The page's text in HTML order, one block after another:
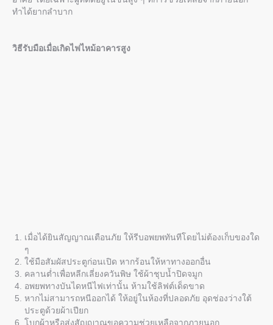
ทำได้ยากลำบาก
วิธีรับมือเมื่อเกิดไฟไหม้อาคารสูง
เมื่อได้ยินสัญญาณเตือนภัย ให้รีบอพยพทันทีโดยไม่ต้องเก็บของใด
ๆ
ใช้มือสัมผัสประตูก่อนเปิด หากร้อนให้หาทางออกอื่น
คลานต่ำเพื่อหลีกเลี่ยงควันพิษ ใช้ผ้าชุบน้ำปิดจมูก
อพยพทางบันไดหนีไฟเท่านั้น ห้ามใช้ลิฟต์เด็ดขาด
หากไม่สามารถหนีออกได้ ให้อยู่ในห้องที่ปลอดภัย อุดช่องว่างใต้
ประตูด้วยผ้าเปียก
โบกผ้าหรือส่งสัญญาณขอความช่วยเหลือจากภายนอก